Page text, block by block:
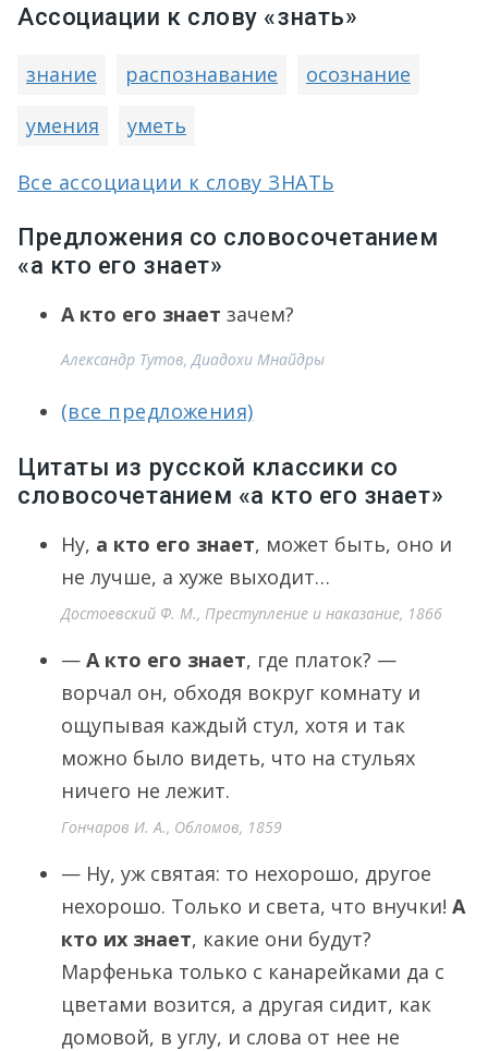
Ассоциации к слову «знать»
знание распознавание
осознание
умения
уметь
Все ассоциации к слову ЗНАТЬ
Предложения со словосочетанием
«а кто его знает»
А кто его знает зачем?
Александр Тутов, Диадохи Мнайдры
(все предложения)
Цитаты из русской классики со
словосочетанием «а кто его знает»
Ну, а кто его знает, может быть, оно и
не лучше, а хуже выходит…
Достоевский Ф. М., Преступление и наказание, 1866
— А кто его знает, где платок? —
ворчал он, обходя вокруг комнату и
ощупывая каждый стул, хотя и так
можно было видеть, что на стульях
ничего не лежит.
Гончаров И. А., Обломов, 1859
— Ну, уж святая: то нехорошо, другое
нехорошо. Только и света, что внучки! А
кто их знает, какие они будут?
Марфенька только с канарейками да с
цветами возится, а другая сидит, как
домовой, в углу, и слова от нее не